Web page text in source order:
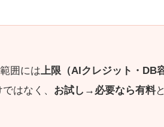
囲には 上限（AIクレジット・DB
はなく、 お試し→必要なら有料